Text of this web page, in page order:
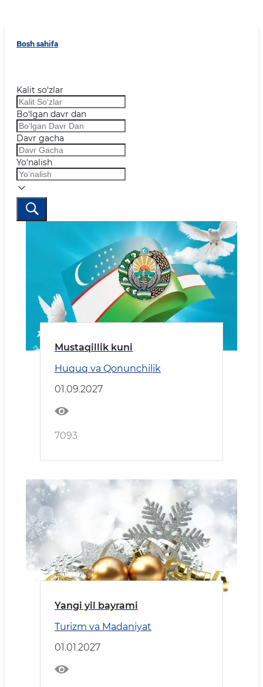
Bosh sahifa
Kalit so‘zlar
Bo‘lgan davr dan
Davr gacha
Yo‘nalish
Mustaqillik kuni
Huquq va Qonunchilik
01.09.2027
7093
Yangi yil bayrami
Turizm va Madaniyat
01.01.2027